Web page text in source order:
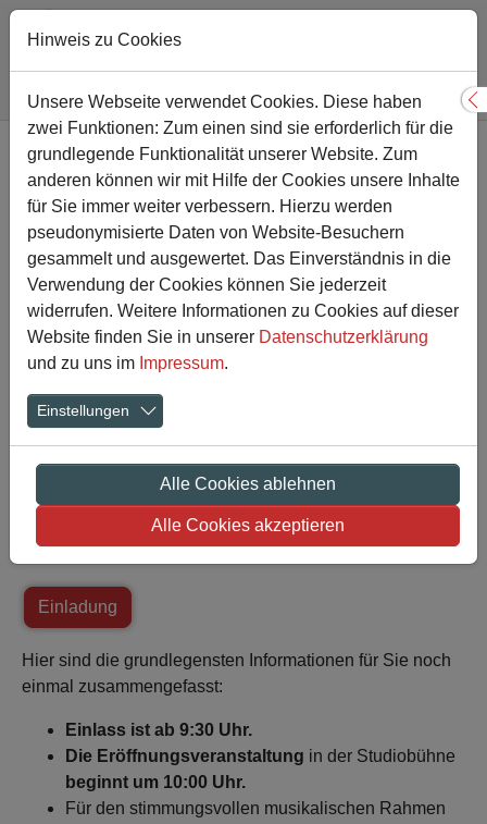
Zum Hauptinhalt springen
Sie sind hier:
Gesamtschule Aktuelles Artikel-Detailansicht
Einladung zum Tag der
offenen Tür am 07.12.2024
26.11.2024
Liebe Eltern, liebe Erziehungsberechtigte!
Liebe Schülerinnen und Schüler des 4. Schuljahres!
Liebe Schülerinnen und Schüler des 10. Jahrgangs bzw.
des kommenden 11. Jahrgangs!
Hiermit laden wir Sie herzlichst zu unserem Tag der
offenen Tür ein. Die Einladung mit allen Details zu dieser
Veranstaltung erreichen Sie über die folgende
Einladung
Hier sind die grundlegensten Informationen für Sie noch
einmal zusammengefasst:
Einlass ist ab 9:30 Uhr.
Die Eröffnungsveranstaltung in der Studiobühne
beginnt um 10:00 Uhr.
Für den stimmungsvollen musikalischen Rahmen
Hinweis zu Cookies
Unsere Webseite verwendet Cookies. Diese haben
zwei Funktionen: Zum einen sind sie erforderlich für die
grundlegende Funktionalität unserer Website. Zum
anderen können wir mit Hilfe der Cookies unsere Inhalte
für Sie immer weiter verbessern. Hierzu werden
pseudonymisierte Daten von Website-Besuchern
gesammelt und ausgewertet. Das Einverständnis in die
Verwendung der Cookies können Sie jederzeit
widerrufen. Weitere Informationen zu Cookies auf dieser
Website finden Sie in unserer Datenschutzerklärung
und zu uns im Impressum.
Einstellungen
Alle Cookies ablehnen
Alle Cookies akzeptieren